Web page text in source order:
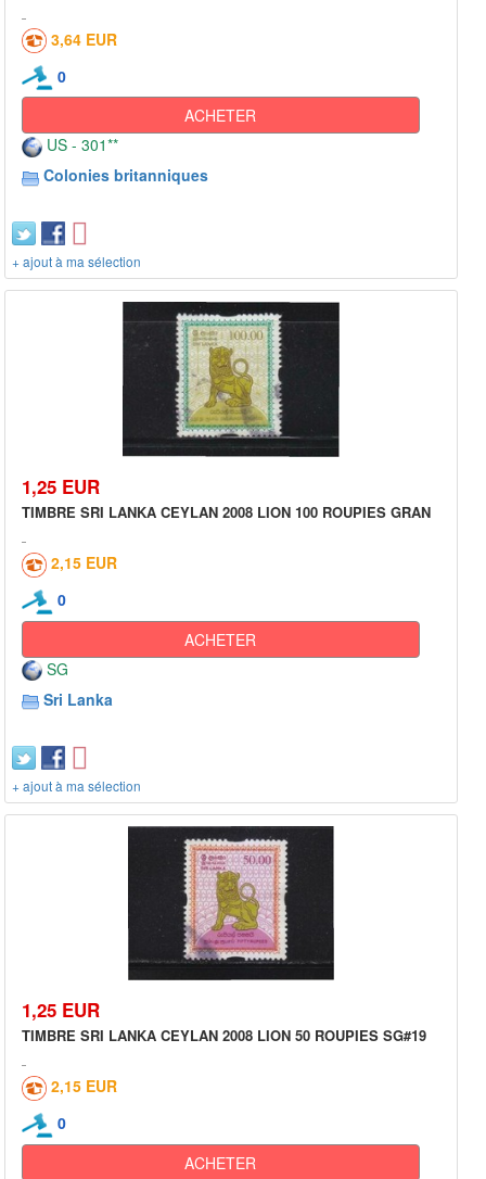
3,64 EUR
0
ACHETER
US - 301**
Colonies britanniques
+ ajout à ma sélection
1,25 EUR
TIMBRE SRI LANKA CEYLAN 2008 LION 100 ROUPIES GRAN
2,15 EUR
0
ACHETER
SG
Sri Lanka
+ ajout à ma sélection
1,25 EUR
TIMBRE SRI LANKA CEYLAN 2008 LION 50 ROUPIES SG#19
2,15 EUR
0
ACHETER